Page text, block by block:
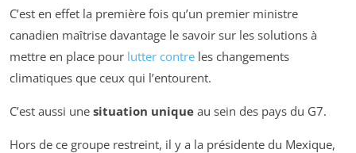
C’est en effet la première fois qu’un premier ministre
canadien maîtrise davantage le savoir sur les solutions à
mettre en place pour lutter contre les changements
climatiques que ceux qui l’entourent.
C’est aussi une situation unique au sein des pays du G7.
Hors de ce groupe restreint, il y a la présidente du Mexique,